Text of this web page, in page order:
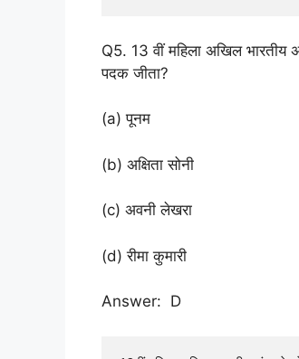
Q5. 13 वीं महिला अखिल भारतीय
पदक जीता?
(a) पूनम
(b) अक्षिता सोनी
(c) अवनी लेखरा
(d) रीमा कुमारी
Answer: D